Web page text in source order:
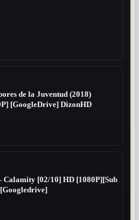
de la Juventud (2018)
[GoogleDrive] DizonHD
Calamity [02/10] HD [1080P][Sub